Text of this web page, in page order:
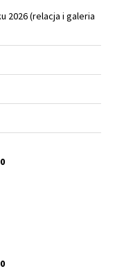
2026 (relacja i galeria